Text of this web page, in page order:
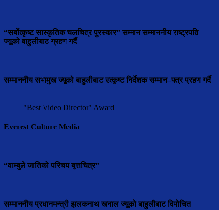
“सर्बोत्कृष्ट सास्कृतिक चलचित्र पुरस्कार” सम्मान सम्माननीय राष्ट्रपति
ज्यूको बाहुलीबाट ग्रहण गर्दै
सम्माननीय सभामुुख ज्यूको बाहुलीबाट उत्कृष्ट निर्देशक सम्मान–पत्र प्रहण गर्दै
"Best Video Director" Award
Everest Culture Media
“वाम्बुले जातिको परिचय बृत्तचित्र”
सम्माननीय प्रधानमन्त्री झलकनाथ खनाल ज्यूको बाहुलीबाट विमोचित